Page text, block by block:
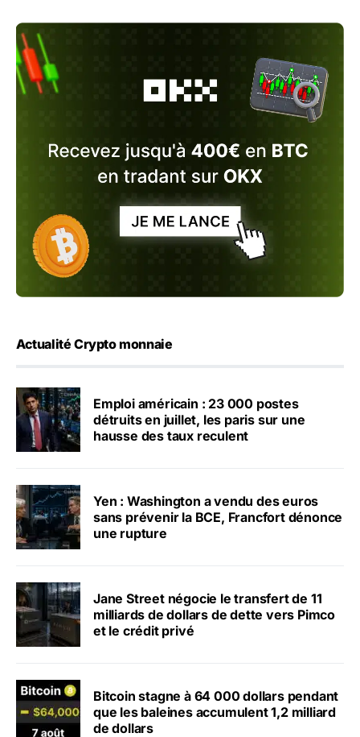
Actualité Crypto monnaie
Emploi américain : 23 000 postes
détruits en juillet, les paris sur une
hausse des taux reculent
Yen : Washington a vendu des euros
sans prévenir la BCE, Francfort dénonce
une rupture
Jane Street négocie le transfert de 11
milliards de dollars de dette vers Pimco
et le crédit privé
Bitcoin stagne à 64 000 dollars pendant
que les baleines accumulent 1,2 milliard
de dollars